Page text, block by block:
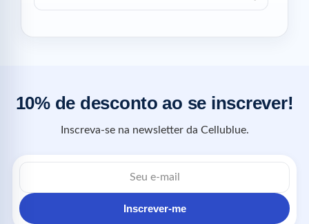
10% de desconto ao se inscrever!
Inscreva-se na newsletter da Cellublue.
Inscrever-me